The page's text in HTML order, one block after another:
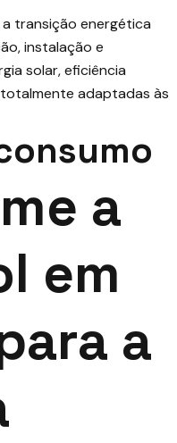
transição energética
instalação e
solar, eficiência
adaptadas às
a
em
a